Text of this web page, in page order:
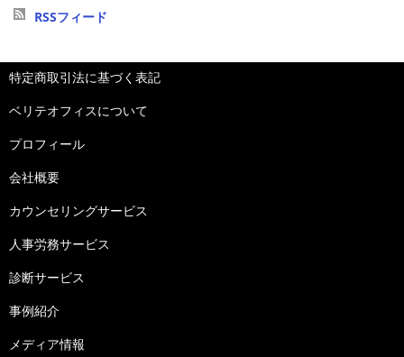
RSSフィード
特定商取引法に基づく表記
ベリテオフィスについて
プロフィール
会社概要
カウンセリングサービス
人事労務サービス
診断サービス
事例紹介
メディア情報